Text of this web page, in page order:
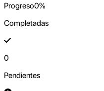
Progreso0%
Completadas
0
Pendientes